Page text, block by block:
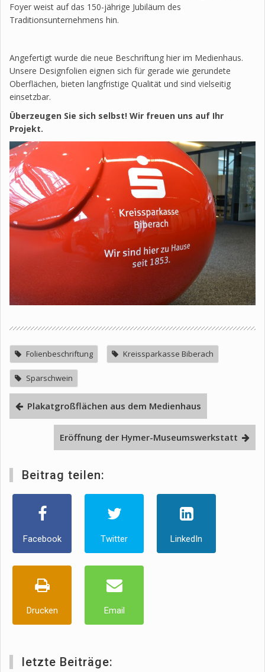
Foyer weist auf das 150-jährige Jubiläum des
Traditionsunternehmens hin.
Angefertigt wurde die neue Beschriftung hier im Medienhaus.
Unsere Designfolien eignen sich für gerade wie gerundete
Oberflächen, bieten langfristige Qualität und sind vielseitig
einsetzbar.
Überzeugen Sie sich selbst! Wir freuen uns auf Ihr
Projekt.
Folienbeschriftung Kreissparkasse Biberach
Sparschwein
Plakatgroßflächen aus dem Medienhaus
Eröffnung der Hymer-Museumswerkstatt
Beitrag teilen:
Facebook Twitter LinkedIn
Drucken Email
letzte Beiträge: